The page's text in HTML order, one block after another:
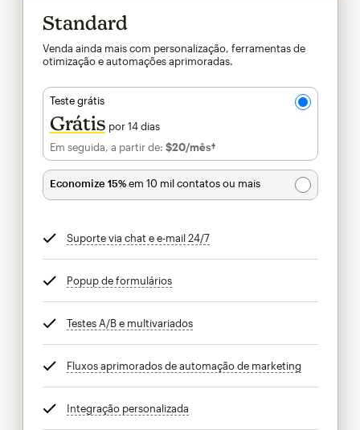
Standard
Venda ainda mais com personalização, ferramentas de
otimização e automações aprimoradas.
Teste grátis
Grátis por 14 dias
Em seguida, a partir de: $20/mês†por mês†
Economize 15%em 10 mil contatos ou mais
Suporte via chat e e-mail 24/7dica
Popup de formuláriosdica
Testes A/B e multivariadosdica
Fluxos aprimorados de automação de marketing
Integração personalizada